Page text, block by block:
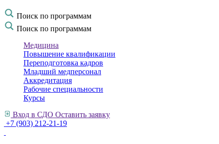
Поиск по программам
Поиск по программам
Медицина
Повышение квалификации
Переподготовка кадров
Младший медперсонал
Аккредитация
Рабочие специальности
Курсы
Вход в СДО Оставить заявку
+7 (903) 212-21-19